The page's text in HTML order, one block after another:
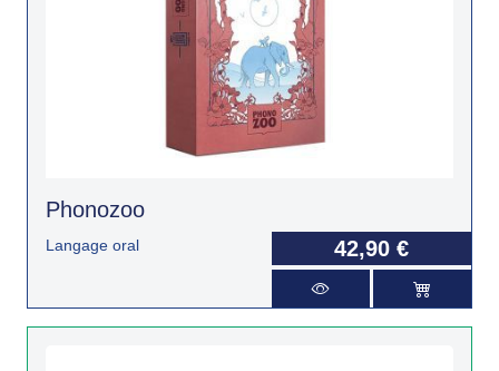
Phonozoo
Langage oral 42,90 €